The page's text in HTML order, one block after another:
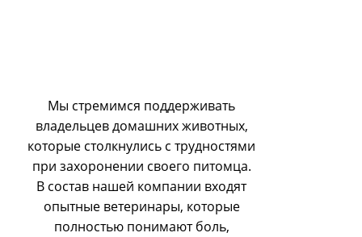
Мы стремимся поддерживать
владельцев домашних животных,
которые столкнулись с трудностями
при захоронении своего питомца.
В состав нашей компании входят
опытные ветеринары, которые
полностью понимают боль,